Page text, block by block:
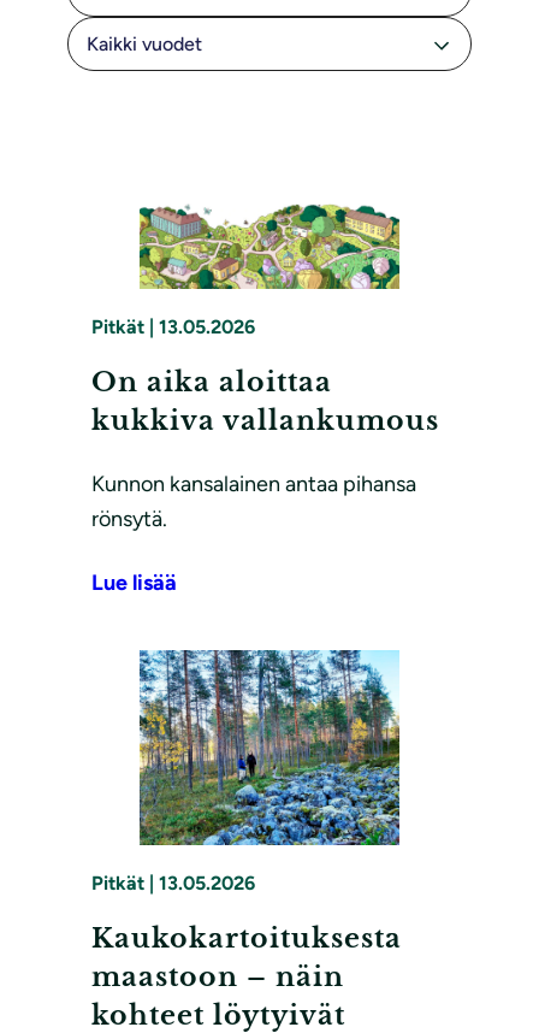
Pitkät | 13.05.2026
On aika aloittaa
kukkiva vallankumous
Kunnon kansalainen antaa pihansa
rönsytä.
Lue lisää
Pitkät | 13.05.2026
Kaukokartoituksesta
maastoon – näin
kohteet löytyivät